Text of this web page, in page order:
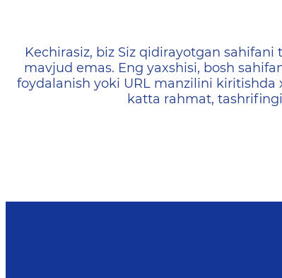
404 — Страница не
Kechirasiz, biz Siz qidirayotgan
mavjud emas. Eng yaxshisi, bosh
foydalanish yoki URL manzilini
katta rahmat,